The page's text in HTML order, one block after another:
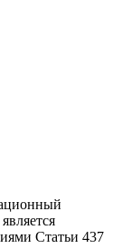
Статьи 437